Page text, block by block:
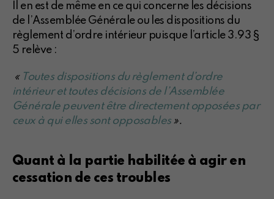
Il en est de même en ce qui concerne les décisions
de l’Assemblée Générale ou les dispositions du
règlement d’ordre intérieur puisque l’article 3.93 §
5 relève :
« Toutes dispositions du règlement d’ordre
intérieur et toutes décisions de l’Assemblée
Générale peuvent être directement opposées par
ceux à qui elles sont opposables».
Quant à la partie habilitée à agir en
cessation de ces troubles